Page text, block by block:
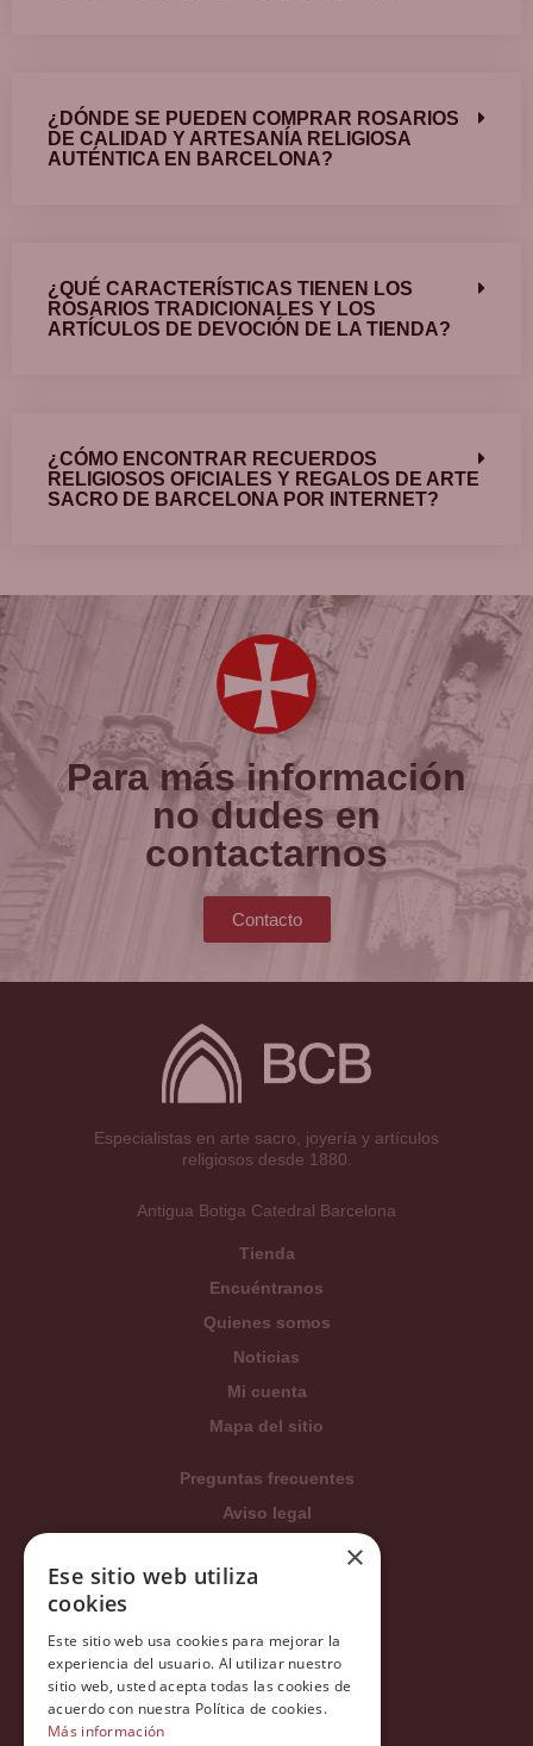
¿DÓNDE SE PUEDEN COMPRAR ROSARIOS
DE CALIDAD Y ARTESANÍA RELIGIOSA
AUTÉNTICA EN BARCELONA?
¿QUÉ CARACTERÍSTICAS TIENEN LOS
ROSARIOS TRADICIONALES Y LOS
ARTÍCULOS DE DEVOCIÓN DE LA TIENDA?
¿CÓMO ENCONTRAR RECUERDOS
RELIGIOSOS OFICIALES Y REGALOS DE ARTE
SACRO DE BARCELONA POR INTERNET?
Para más información
no dudes en
contactarnos
Contacto
Especialistas en arte sacro, joyería y artículos
religiosos desde 1880.
Antigua Botiga Catedral Barcelona
Tienda
Encuéntranos
Quienes somos
Noticias
Mi cuenta
Mapa del sitio
Preguntas frecuentes
Aviso legal
Condiciones generales
Política de privacidad
Política Integrada
Tratamiento de datos
×
Ese sitio web utiliza
cookies
Este sitio web usa cookies para mejorar la
experiencia del usuario. Al utilizar nuestro
sitio web, usted acepta todas las cookies de
acuerdo con nuestra Política de cookies.
Más información